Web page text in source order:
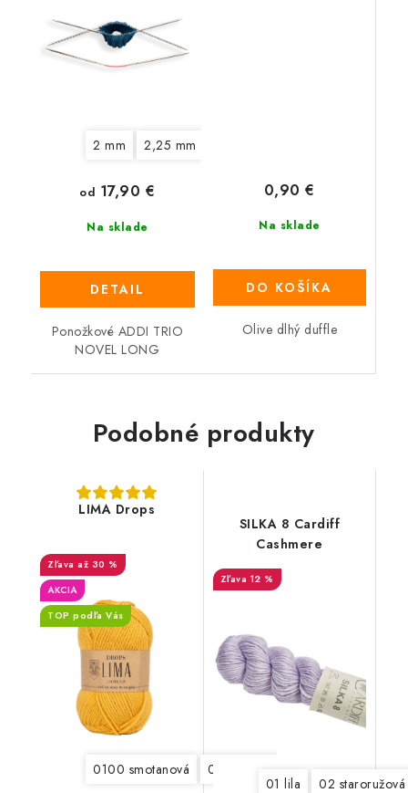
2 mm 2,25 mm
Na sklade
od 17,90 €
DETAIL
Ponožkové ADDI TRIO
NOVEL LONG
Na sklade
0,90 €
DO KOŠÍKA
Olive dlhý duffle
Podobné produkty
LIMA Drops
až 30 %
AKCIA
TOP podľa Vás
0100 smotanová 0206 svetlá béžová 0519
SILKA 8 Cardiff
Cashmere
12 %
01 lila 02 staroružová